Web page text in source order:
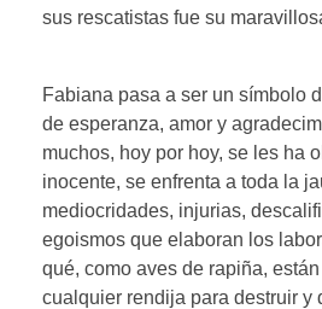
sus rescatistas fue su
Fabiana pasa a ser un símbolo
de esperanza, amor y
muchos, hoy por hoy, se les ha
inocente, se enfrenta a toda la
mediocridades, injurias,
egoismos que elaboran los
qué, como aves de rapiña,
cualquier rendija para destruir y